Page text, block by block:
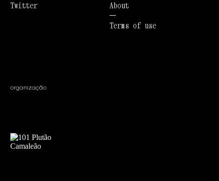
Twitter
About
Terms of use
organização